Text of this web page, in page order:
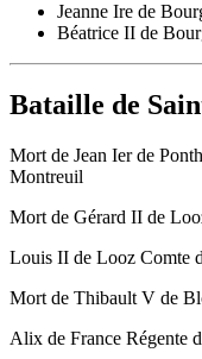
Jeanne Ire de
Béatrice II de
Bataille de
Mort de Jean Ier de
Montreuil
Mort de Gérard II de
Louis II de Looz Comte
Mort de Thibault V de
Alix de France Régente